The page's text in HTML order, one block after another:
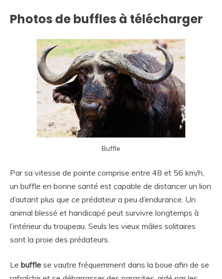
Photos de buffles à télécharger
Buffle
Par sa vitesse de pointe comprise entre 48 et 56 km/h,
un buffle en bonne santé est capable de distancer un lion
d’autant plus que ce prédateur a peu d’endurance. Un
animal blessé et handicapé peut survivre longtemps à
l’intérieur du troupeau. Seuls les vieux mâles solitaires
sont la proie des prédateurs.
Le buffle se vautre fréquemment dans la boue afin de se